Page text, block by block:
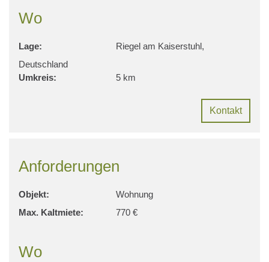
Wo
Lage:
Riegel am Kaiserstuhl,
Deutschland
Umkreis:
5 km
Kontakt
Anforderungen
Objekt:
Wohnung
Max. Kaltmiete:
770 €
Wo